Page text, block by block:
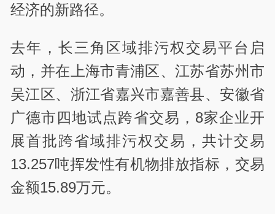
经济的新路径。
去年，长三角区域排污权交易平台启
动，并在上海市青浦区、江苏省苏州市
吴江区、浙江省嘉兴市嘉善县、安徽省
广德市四地试点跨省交易，8家企业开
展首批跨省域排污权交易，共计交易
13.257吨挥发性有机物排放指标，交易
金额15.89万元。